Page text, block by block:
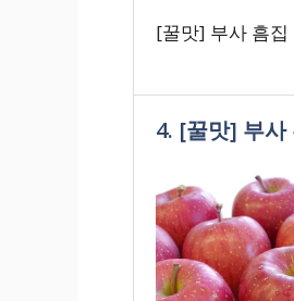
[꿀맛] 부사 흠
4. [꿀맛] 부사